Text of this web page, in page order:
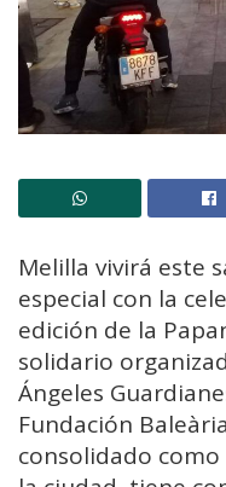
Melilla vivirá este
especial con la
edición de la
solidario
Ángeles
Fundación
consolidado